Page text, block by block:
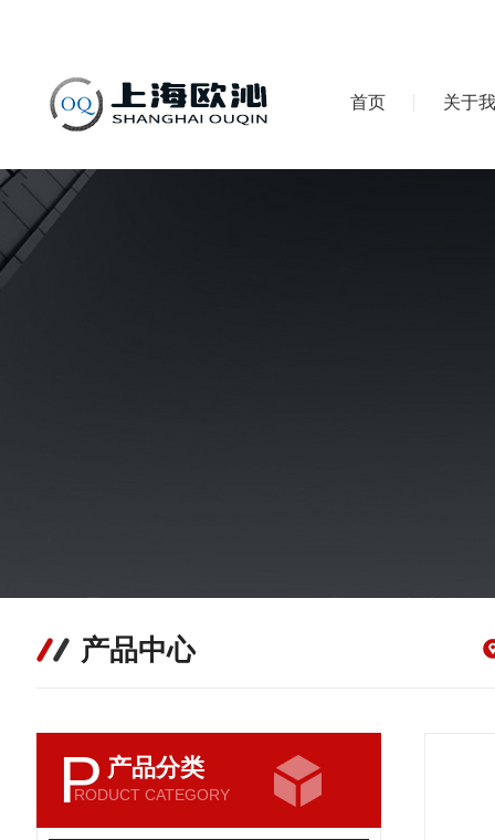
首页 关于
产品中心
P 产品分类
RODUCT CATEGORY